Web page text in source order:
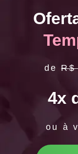
de
4x
ou à